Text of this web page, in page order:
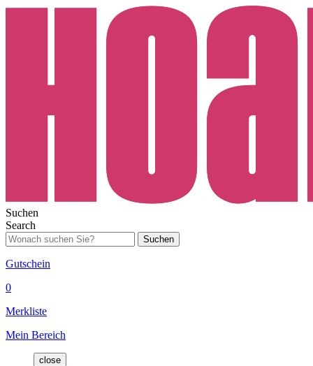
Suchen
Search
Suchen
Gutschein
0
Merkliste
Mein Bereich
close